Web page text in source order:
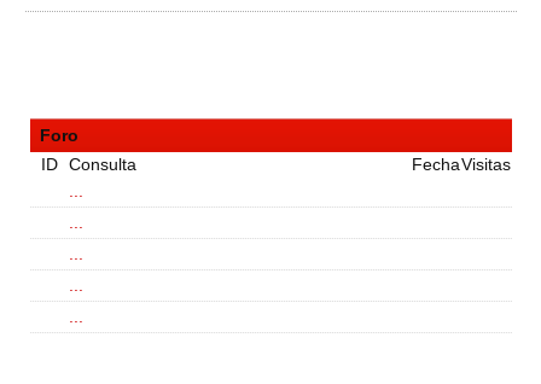
Foro
ID Consulta FechaVisitas